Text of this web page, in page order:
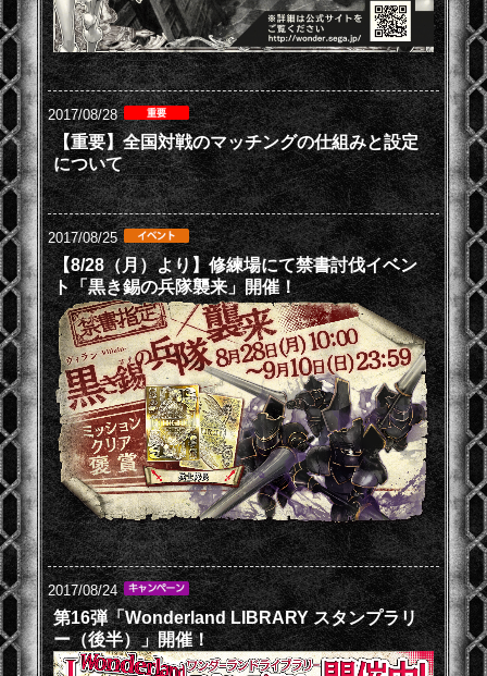
2017/08/28
【重要】全国対戦のマッチングの仕組みと設定
について
2017/08/25
【8/28（月）より】修練場にて禁書討伐イベン
ト「黒き錫の兵隊襲来」開催！
2017/08/24
第16弾「Wonderland LIBRARY スタンプラリ
ー（後半）」開催！